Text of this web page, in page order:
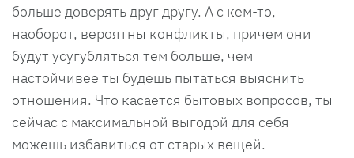
больше доверять друг другу. А с кем-то,
наоборот, вероятны конфликты, причем они
будут усугубляться тем больше, чем
настойчивее ты будешь пытаться выяснить
отношения. Что касается бытовых вопросов, ты
сейчас с максимальной выгодой для себя
можешь избавиться от старых вещей.